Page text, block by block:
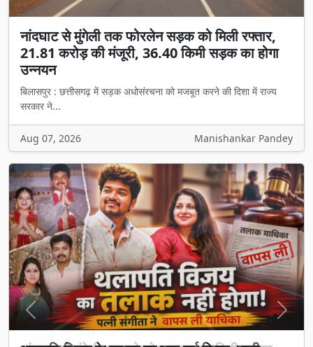
नांदघाट से मुंगेली तक फोरलेन सड़क को मिली रफ्तार,
21.81 करोड़ की मंजूरी, 36.40 किमी सड़क का होगा
उन्नयन
बिलासपुर : छत्तीसगढ़ में सड़क अधोसंरचना को मजबूत करने की दिशा में राज्य
सरकार ने...
Aug 07, 2026 Manishankar Pandey
Previous Next